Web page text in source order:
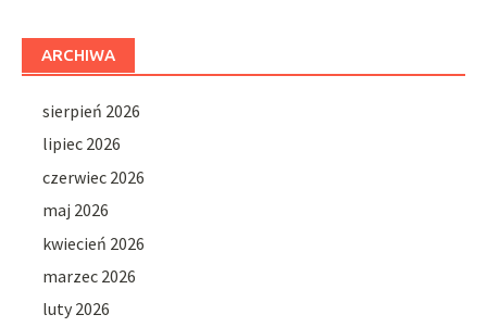
ARCHIWA
sierpień 2026
lipiec 2026
czerwiec 2026
maj 2026
kwiecień 2026
marzec 2026
luty 2026